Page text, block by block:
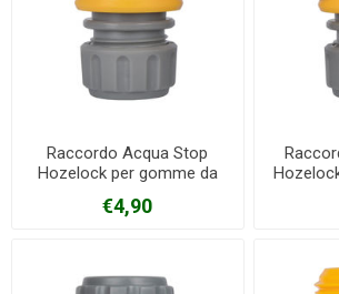
Raccordo Acqua Stop
Hozelock per gomme da
€4,90